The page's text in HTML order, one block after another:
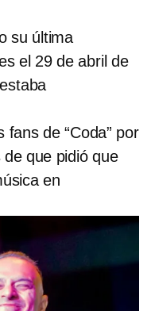
su última
el 29 de abril de
fans de “Coda” por
que pidió que
en